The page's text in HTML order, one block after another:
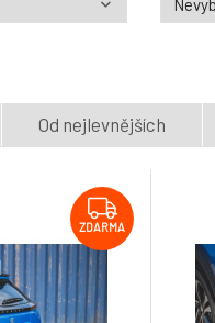
Od nejlevnějších
ZDARMA